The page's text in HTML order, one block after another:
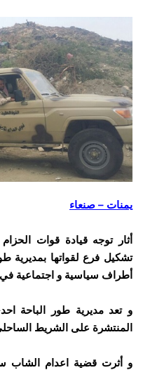
يمنات – صنعاء
أثار توجه قيادة قوات
تشكيل فرع لقواتها بمديرية
أطراف سياسية و اجتماعية في
و تعد مديرية طور الباحة
المنتشرة على الشريط
و أثرت قضية اعدام الشاب